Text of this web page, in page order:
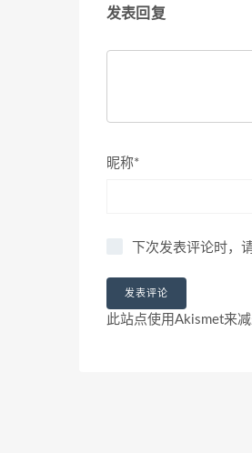
发表回复
昵称*
下次发表评论时，
此站点使用Akismet来减